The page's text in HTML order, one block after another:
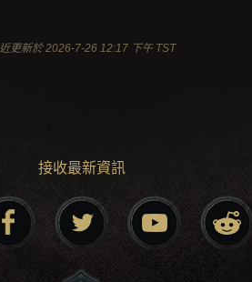
更新於 2026-7-26 12:17 下午 TST
接收最新資訊